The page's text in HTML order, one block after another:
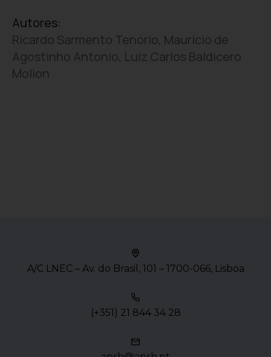
Autores:
Ricardo Sarmento Tenório, Maurício de
Agostinho Antonio, Luiz Carlos Baldicero
Molion
A/C LNEC – Av. do Brasil, 101 – 1700-066, Lisboa
(+351) 21 844 34 28